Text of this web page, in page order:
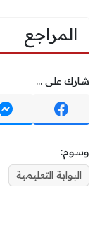
المراجع
شارك على ...
وسوم:
البوابة التعليمية